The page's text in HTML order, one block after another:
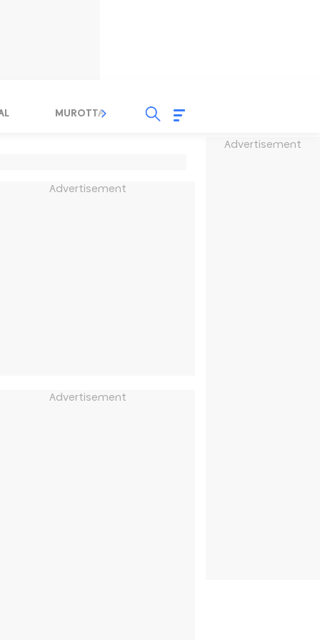
Advertisement
MUROTTAL TAUSYIAH
Advertisement
Advertisement